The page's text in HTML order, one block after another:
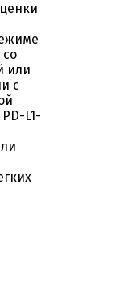
или
с
L1-